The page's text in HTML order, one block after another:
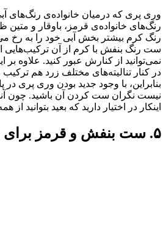
وری پری که درمیان خانواده‌ی رنگ‌های
رنگ‌های خانواده‌ی قرمز، باوقار و متین
رنگ کرم بیشتر بخش آبی خود را به رخ
ست رنگ بنفش با کرم از آن
در کنار تنالیته‌های مختلف زرد هم ترکیب
بنابراین، با وجود جدید بودن وری پری
نیست نگران ست کردن آن باشید. چون
اینکار در اختیار دارید که بعید بتوانید از
۵. ست بنفش و قرمز برای هیجان بیشتر